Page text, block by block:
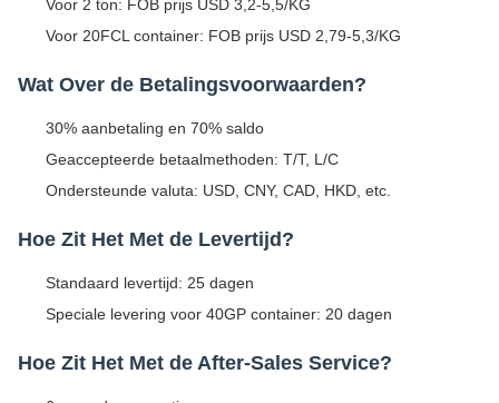
Voor 2 ton: FOB prijs USD 3,2-5,5/KG
Voor 20FCL container: FOB prijs USD 2,79-5,3/KG
Wat Over de Betalingsvoorwaarden?
30% aanbetaling en 70% saldo
Geaccepteerde betaalmethoden: T/T, L/C
Ondersteunde valuta: USD, CNY, CAD, HKD, etc.
Hoe Zit Het Met de Levertijd?
Standaard levertijd: 25 dagen
Speciale levering voor 40GP container: 20 dagen
Hoe Zit Het Met de After-Sales Service?